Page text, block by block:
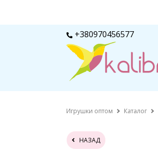
+380970456577
Игрушки оптом Каталог
НАЗАД